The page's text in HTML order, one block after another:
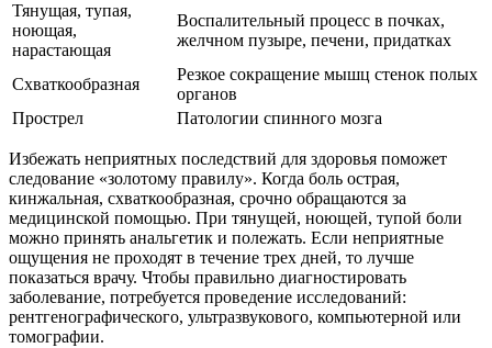
Тянущая, тупая,
ноющая,
нарастающая
Воспалительный процесс в почках,
желчном пузыре, печени, придатках
Схваткообразная
Резкое сокращение мышц стенок полых
органов
Прострел
Патологии спинного мозга
Избежать неприятных последствий для здоровья поможет
следование «золотому правилу». Когда боль острая,
кинжальная, схваткообразная, срочно обращаются за
медицинской помощью. При тянущей, ноющей, тупой боли
можно принять анальгетик и полежать. Если неприятные
ощущения не проходят в течение трех дней, то лучше
показаться врачу. Чтобы правильно диагностировать
заболевание, потребуется проведение исследований:
рентгенографического, ультразвукового, компьютерной или
томографии.